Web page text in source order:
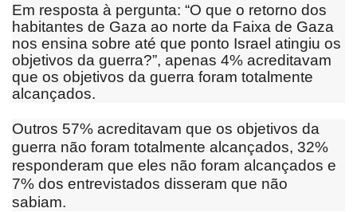
Em resposta à pergunta: “O que o retorno dos
habitantes de Gaza ao norte da Faixa de Gaza
nos ensina sobre até que ponto Israel atingiu os
objetivos da guerra?”, apenas 4% acreditavam
que os objetivos da guerra foram totalmente
alcançados.
Outros 57% acreditavam que os objetivos da
guerra não foram totalmente alcançados, 32%
responderam que eles não foram alcançados e
7% dos entrevistados disseram que não
sabiam.